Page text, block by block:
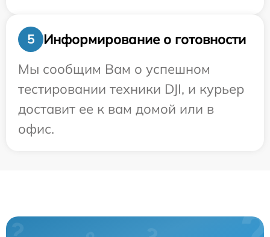
5
Информирование о готовности
Мы сообщим Вам о успешном
тестировании техники DJI, и курьер
доставит ее к вам домой или в
офис.